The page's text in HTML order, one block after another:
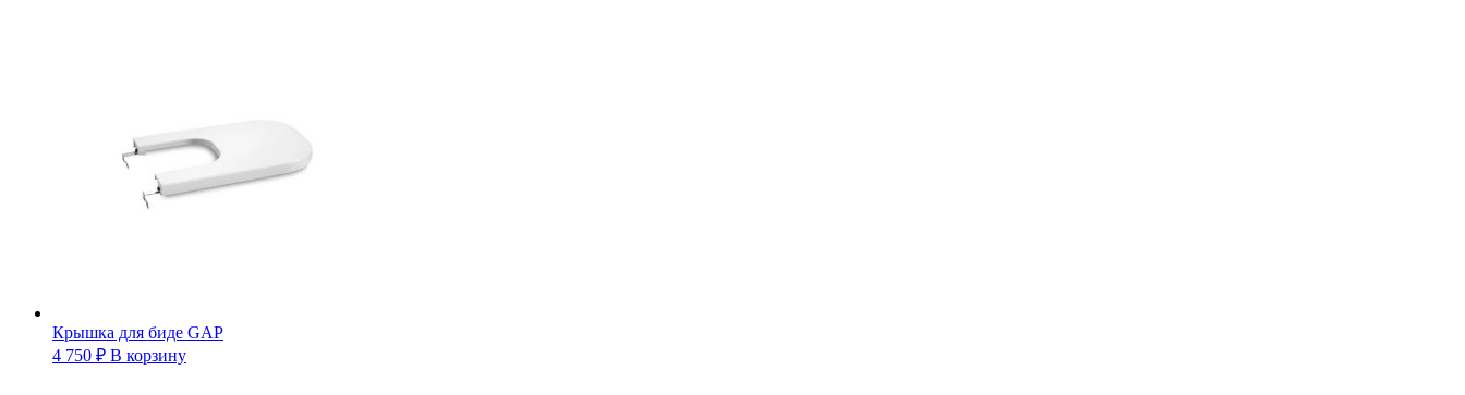
Крышка для биде GAP
4 750 ₽ В корзину